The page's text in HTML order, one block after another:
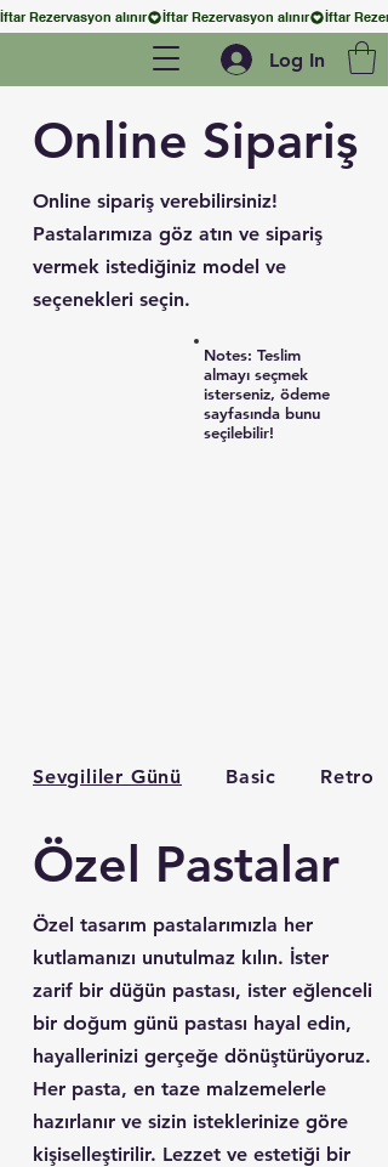
Log In
İftar Rezervasyon alınır
Online Sipariş
Online sipariş verebilirsiniz!
Pastalarımıza göz atın ve sipariş
vermek istediğiniz model ve
seçenekleri seçin.
Özel Pastalar
Özel tasarım pastalarımızla her
kutlamanızı unutulmaz kılın. İster
zarif bir düğün pastası, ister eğlenceli
bir doğum günü pastası hayal edin,
hayallerinizi gerçeğe dönüştürüyoruz.
Her pasta, en taze malzemelerle
hazırlanır ve sizin isteklerinize göre
kişiselleştirilir. Lezzet ve estetiği bir
Sevgililer Günü Basic Retro
Notes: Teslim
almayı seçmek
isterseniz, ödeme
sayfasında bunu
seçilebilir!